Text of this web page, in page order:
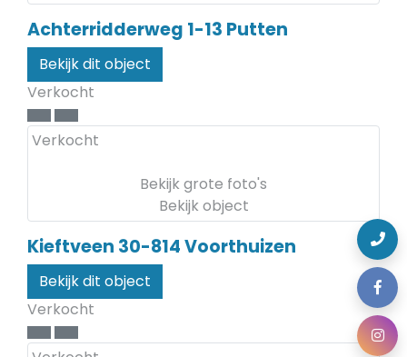
Achterridderweg 1-13 Putten
Bekijk dit object
Verkocht
Verkocht
Bekijk grote foto's
Bekijk object
Kieftveen 30-814Voorthuizen
Bekijk dit object
Verkocht